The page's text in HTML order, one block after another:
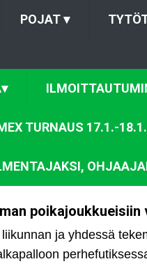
POJAT▾
▾
TURNAUS 17.1.-
ja yhdessä